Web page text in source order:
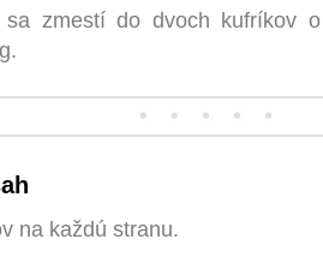
sa zmestí do dvoch kufríkov o
na každú stranu.